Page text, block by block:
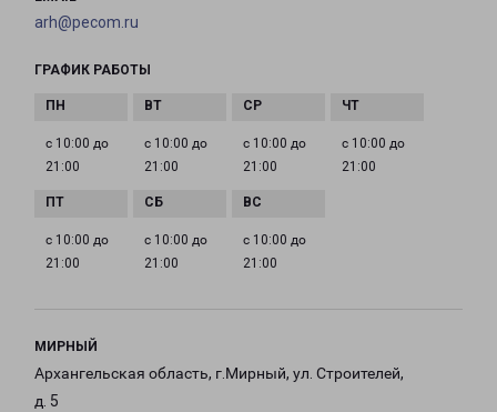
arh@pecom.ru
ГРАФИК РАБОТЫ
с 10:00 до
21:00
с 10:00 до
21:00
с 10:00 до
21:00
с 10:00 до
21:00
с 10:00 до
21:00
с 10:00 до
21:00
с 10:00 до
21:00
МИРНЫЙ
Архангельская область, г.Мирный, ул. Строителей,
д. 5